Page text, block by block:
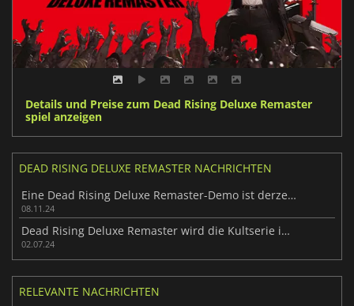
Details und Preise zum Dead Rising Deluxe Remaster
spiel anzeigen
DEAD RISING DELUXE REMASTER NACHRICHTEN
Eine Dead Rising Deluxe Remaster-Demo ist derzeit verfügbar
08.11.24
Dead Rising Deluxe Remaster wird die Kultserie im nächsten Herbst zurückbringen
02.07.24
RELEVANTE NACHRICHTEN